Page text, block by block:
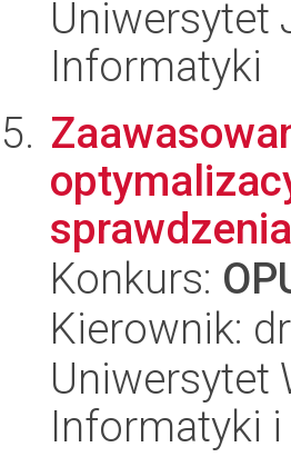
Uniwersytet
Informatyki
Konkurs:
Kierownik:
Uniwersytet
Informatyki